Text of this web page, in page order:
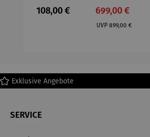
– Anna
Mütz
Regulärer Preis:
108,00 €
Aluminium
– Valor
Verkaufspreis:
699,00 €
UVP Regulärer Preis:
899,00 €
Exklusive Angebote
SERVICE